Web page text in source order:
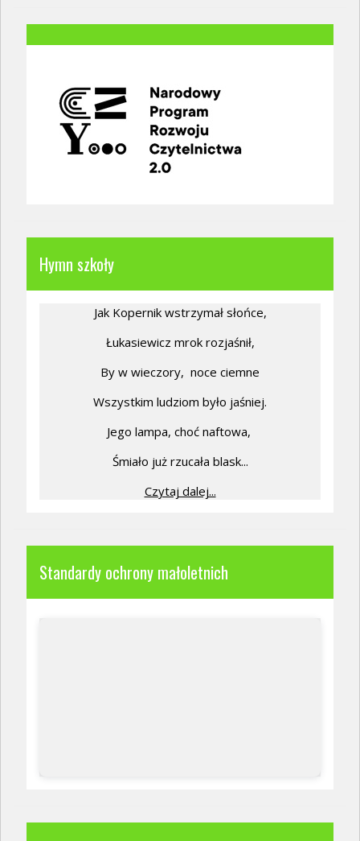
Hymn szkoły
Jak Kopernik wstrzymał słońce,
Łukasiewicz mrok rozjaśnił,
By w wieczory, noce ciemne
Wszystkim ludziom było jaśniej.
Jego lampa, choć naftowa,
Śmiało już rzucała blask...
Czytaj dalej...
Standardy ochrony małoletnich